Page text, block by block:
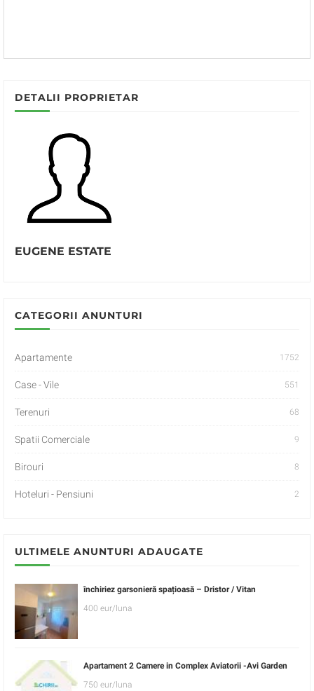
DETALII PROPRIETAR
EUGENE ESTATE
CATEGORII ANUNTURI
Apartamente 1752
Case - Vile 551
Terenuri 68
Spatii Comerciale 9
Birouri 8
Hoteluri - Pensiuni 2
ULTIMELE ANUNTURI ADAUGATE
închiriez garsonieră spațioasă – Dristor / Vitan
400 eur/luna
Apartament 2 Camere in Complex Aviatorii -Avi Garden
750 eur/luna